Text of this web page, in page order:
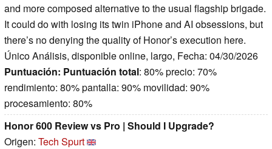
and more composed alternative to the usual flagship brigade.
It could do with losing its twin iPhone and AI obsessions, but
there’s no denying the quality of Honor’s execution here.
Único Análisis, disponible online, largo, Fecha: 04/30/2026
Puntuación: Puntuación total: 80% precio: 70%
rendimiento: 80% pantalla: 90% movilidad: 90%
procesamiento: 80%
Honor 600 Review vs Pro | Should I Upgrade?
Origen: Tech Spurt